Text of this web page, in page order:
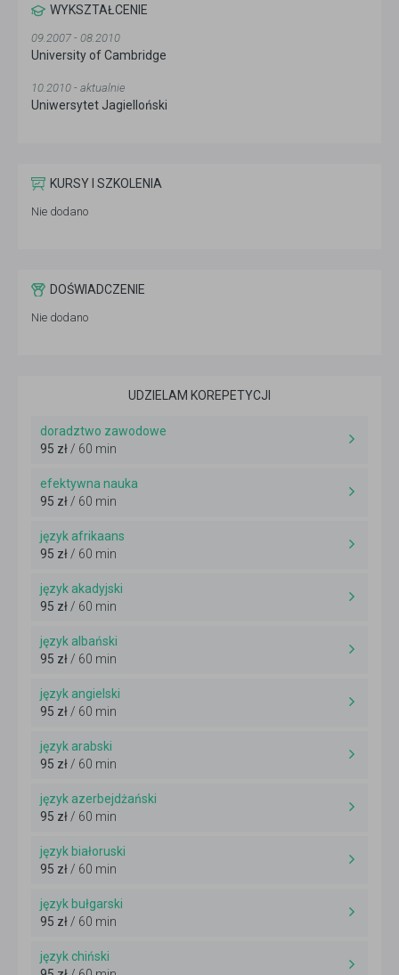
WYKSZTAŁCENIE
09.2007 - 08.2010
University of Cambridge
10.2010 - aktualnie
Uniwersytet Jagielloński
KURSY I SZKOLENIA
Nie dodano
DOŚWIADCZENIE
Nie dodano
UDZIELAM KOREPETYCJI
doradztwo zawodowe
95 zł / 60 min
efektywna nauka
95 zł / 60 min
język afrikaans
95 zł / 60 min
język akadyjski
95 zł / 60 min
język albański
95 zł / 60 min
język angielski
95 zł / 60 min
język arabski
95 zł / 60 min
język azerbejdżański
95 zł / 60 min
język białoruski
95 zł / 60 min
język bułgarski
95 zł / 60 min
język chiński